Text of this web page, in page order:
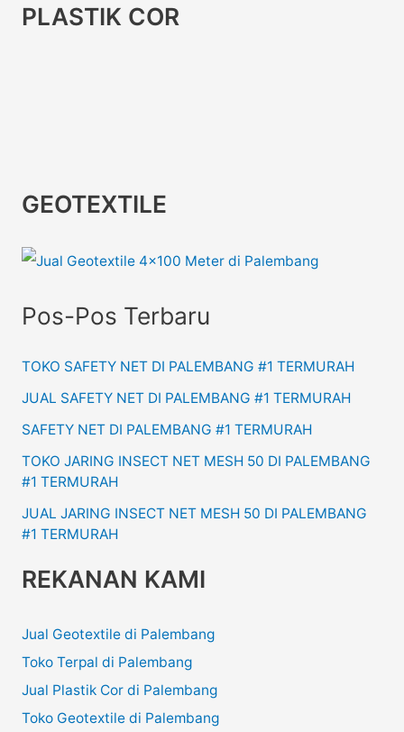
PLASTIK COR
GEOTEXTILE
Pos-Pos Terbaru
TOKO SAFETY NET DI PALEMBANG #1 TERMURAH
JUAL SAFETY NET DI PALEMBANG #1 TERMURAH
SAFETY NET DI PALEMBANG #1 TERMURAH
TOKO JARING INSECT NET MESH 50 DI PALEMBANG
#1 TERMURAH
JUAL JARING INSECT NET MESH 50 DI PALEMBANG
#1 TERMURAH
REKANAN KAMI
Jual Geotextile di Palembang
Toko Terpal di Palembang
Jual Plastik Cor di Palembang
Toko Geotextile di Palembang